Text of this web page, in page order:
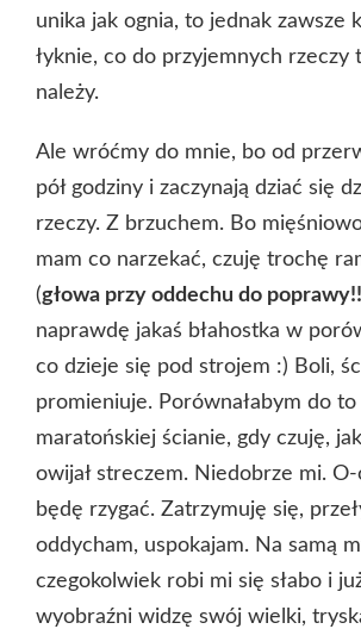
unika jak ognia, to jednak zawsze
łyknie, co do przyjemnych rzeczy
należy.
Ale wróćmy do mnie, bo od
pół godziny i zaczynają dziać się
rzeczy. Z brzuchem. Bo
mam co narzekać, czuję trochę
(głowa przy oddechu do
naprawdę jakaś błahostka w
co dzieje się pod strojem :) Boli,
promieniuje. Porównałabym do
maratońskiej ścianie, gdy czuję,
owijał streczem. Niedobrze mi. O-
będę rzygać. Zatrzymuję się,
oddycham, uspokajam. Na samą
czegokolwiek robi mi się słabo i
wyobraźni widzę swój wielki,